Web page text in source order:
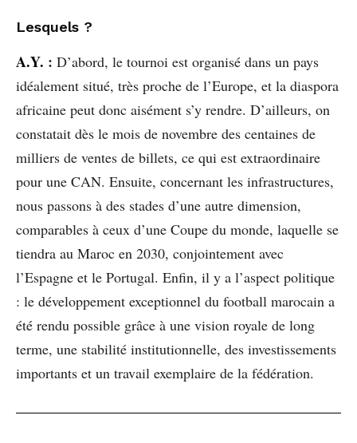
Lesquels ?
A.Y. : D’abord, le tournoi est organisé dans un pays
idéalement situé, très proche de l’Europe, et la diaspora
africaine peut donc aisément s’y rendre. D’ailleurs, on
constatait dès le mois de novembre des centaines de
milliers de ventes de billets, ce qui est extraordinaire
pour une CAN. Ensuite, concernant les infrastructures,
nous passons à des stades d’une autre dimension,
comparables à ceux d’une Coupe du monde, laquelle se
tiendra au Maroc en 2030, conjointement avec
l’Espagne et le Portugal. Enfin, il y a l’aspect politique
: le développement exceptionnel du football marocain a
été rendu possible grâce à une vision royale de long
terme, une stabilité institutionnelle, des investissements
importants et un travail exemplaire de la fédération.